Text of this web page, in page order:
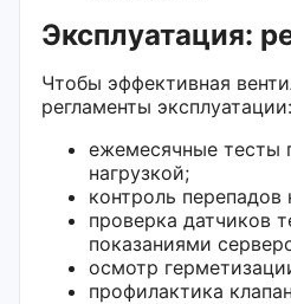
Эксплуатация:
Чтобы эффективная
регламенты эксплуатации:
ежемесячные тесты
нагрузкой;
контроль
проверка датчиков
показаниями
осмотр
профилактика